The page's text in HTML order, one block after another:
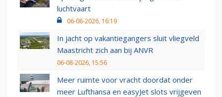
luchtvaart
06-08-2026, 16:19
In jacht op vakantiegangers sluit vliegveld
Maastricht zich aan bij ANVR
06-08-2026, 15:56
Meer ruimte voor vracht doordat onder
meer Lufthansa en easyJet slots vrijgeven